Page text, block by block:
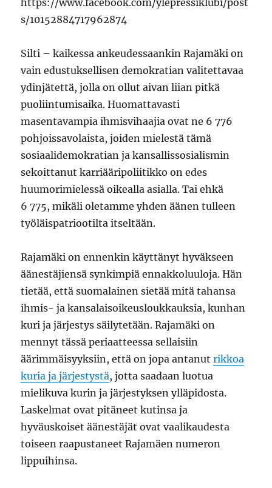
https://www.facebook.com/ylepressiklubi/post
s/10152884717962874
Silti – kaikessa ankeudessaankin Rajamäki on
vain edustuksellisen demokratian valitettavaa
ydinjätettä, jolla on ollut aivan liian pitkä
puoliintumisaika. Huomattavasti
masentavampia ihmisvihaajia ovat ne 6 776
pohjoissavolaista, joiden mielestä tämä
sosiaalidemokratian ja kansallissosialismin
sekoittanut karriääripoliitikko on edes
huumorimielessä oikealla asialla. Tai ehkä
6 775, mikäli oletamme yhden äänen tulleen
työläispatriootilta itseltään.
Rajamäki on ennenkin käyttänyt hyväkseen
äänestäjiensä synkimpiä ennakkoluuloja. Hän
tietää, että suomalainen sietää mitä tahansa
ihmis- ja kansalaisoikeusloukkauksia, kunhan
kuri ja järjestys säilytetään. Rajamäki on
mennyt tässä periaatteessa sellaisiin
äärimmäisyyksiin, että on jopa antanutrikkoa
kuria ja järjestystä, jotta saadaan luotua
mielikuva kurin ja järjestyksen ylläpidosta.
Laskelmat ovat pitäneet kutinsa ja
hyväuskoiset äänestäjät ovat vaalikaudesta
toiseen raapustaneet Rajamäen numeron
lippuihinsa.